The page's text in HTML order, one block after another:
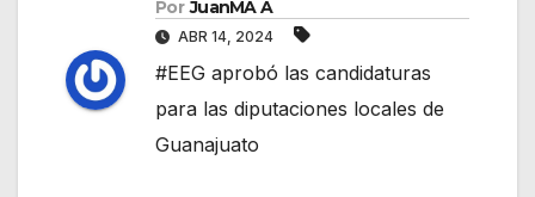
Por JuanMA A
ABR 14, 2024
#EEG aprobó las candidaturas
para las diputaciones locales de
Guanajuato